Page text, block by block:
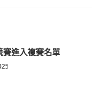
進入複賽名單